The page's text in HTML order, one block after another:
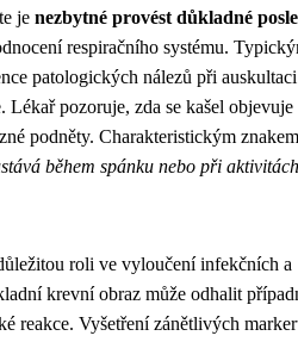
je nezbytné provést důkladné
respiračního systému.
patologických nálezů při
Lékař pozoruje, zda se kašel objevuje
podněty. Charakteristickým
během spánku nebo při
roli ve vyloučení infekčních a
krevní obraz může odhalit
reakce. Vyšetření zánětlivých